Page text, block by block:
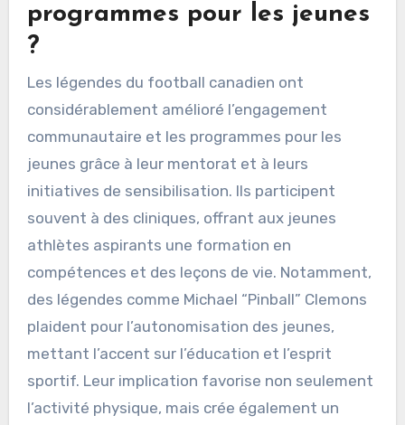
programmes pour les jeunes
?
Les légendes du football canadien ont
considérablement amélioré l’engagement
communautaire et les programmes pour les
jeunes grâce à leur mentorat et à leurs
initiatives de sensibilisation. Ils participent
souvent à des cliniques, offrant aux jeunes
athlètes aspirants une formation en
compétences et des leçons de vie. Notamment,
des légendes comme Michael “Pinball” Clemons
plaident pour l’autonomisation des jeunes,
mettant l’accent sur l’éducation et l’esprit
sportif. Leur implication favorise non seulement
l’activité physique, mais crée également un